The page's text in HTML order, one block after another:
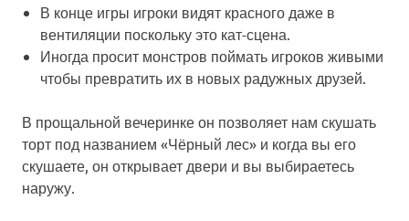
В конце игры игроки видят красного даже в
вентиляции поскольку это кат-сцена.
Иногда просит монстров поймать игроков живыми
чтобы превратить их в новых радужных друзей.
В прощальной вечеринке он позволяет нам скушать
торт под названием «Чёрный лес» и когда вы его
скушаете, он открывает двери и вы выбираетесь
наружу.